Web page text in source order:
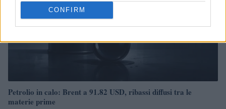
CONFIRM
Petrolio in calo: Brent a 91.82 USD, ribassi diffusi tra le
materie prime